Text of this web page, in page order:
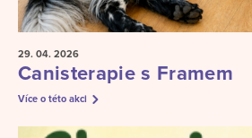
29. 04. 2026
Canisterapie s Framem
Více o této akci